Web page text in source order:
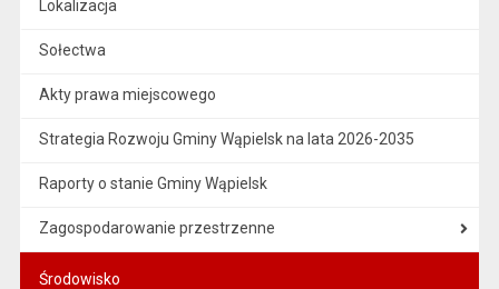
Lokalizacja
Sołectwa
Akty prawa miejscowego
Strategia Rozwoju Gminy Wąpielsk na lata 2026-2035
Raporty o stanie Gminy Wąpielsk
Zagospodarowanie przestrzenne
Środowisko